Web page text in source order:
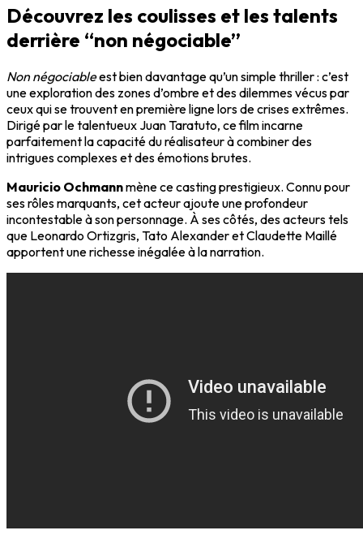
Découvrez les coulisses et les talents
derrière “non négociable”
Non négociableest bien davantage qu’un simple thriller : c’est
une exploration des zones d’ombre et des dilemmes vécus par
ceux qui se trouvent en première ligne lors de crises extrêmes.
Dirigé par le talentueux Juan Taratuto, ce film incarne
parfaitement la capacité du réalisateur à combiner des
intrigues complexes et des émotions brutes.
Mauricio Ochmannmène ce casting prestigieux. Connu pour
ses rôles marquants, cet acteur ajoute une profondeur
incontestable à son personnage. À ses côtés, des acteurs tels
que Leonardo Ortizgris, Tato Alexander et Claudette Maillé
apportent une richesse inégalée à la narration.